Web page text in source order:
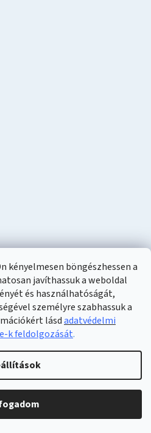
kényelmesen böngészhessen a
javíthassuk a weboldal
és használhatóságát,
személyre szabhassuk a
lásdadatvédelmi
k feldolgozását.
készítette